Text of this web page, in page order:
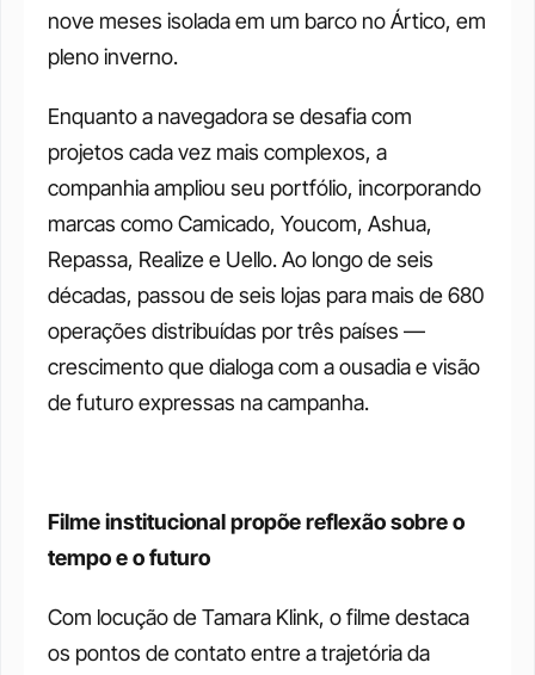
nove meses isolada em um barco no Ártico, em
pleno inverno.
Enquanto a navegadora se desafia com
projetos cada vez mais complexos, a
companhia ampliou seu portfólio, incorporando
marcas como Camicado, Youcom, Ashua,
Repassa, Realize e Uello. Ao longo de seis
décadas, passou de seis lojas para mais de 680
operações distribuídas por três países —
crescimento que dialoga com a ousadia e visão
de futuro expressas na campanha.
Filme institucional propõe reflexão sobre o
tempo e o futuro
Com locução de Tamara Klink, o filme destaca
os pontos de contato entre a trajetória da